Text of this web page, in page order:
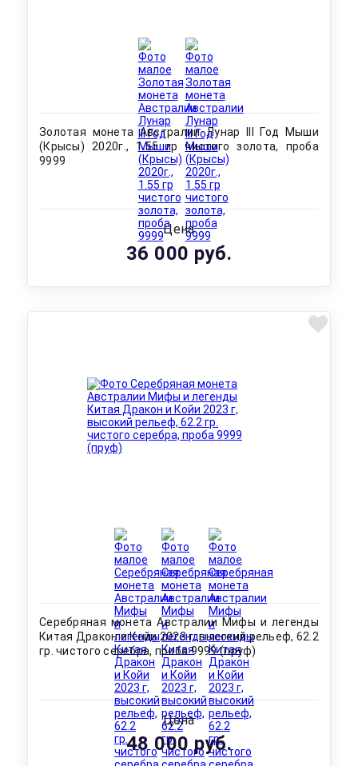
Золотая монета Австралии Лунар III Год Мыши
(Крысы) 2020г., 1.55 гр чистого золота, проба
9999
Цена
36 000 руб.
Серебряная монета Австралии Мифы и легенды
Китая Дракон и Койи 2023 г, высокий рельеф, 62.2
гр. чистого серебра, проба 9999 (пруф)
Цена
48 000 руб.